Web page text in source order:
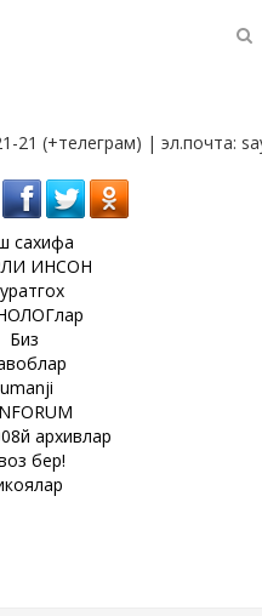
21 (+телеграм) | эл.почта:
сахифа
ИНСОН
Биз
архивлар
бер!